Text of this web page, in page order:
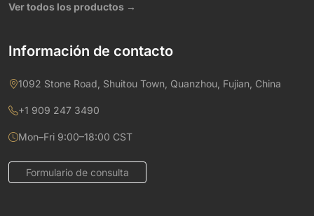
Ver todos los productos →
Información de contacto
1092 Stone Road, Shuitou Town, Quanzhou, Fujian, China
+1 909 247 3490
Mon–Fri 9:00–18:00 CST
Formulario de consulta